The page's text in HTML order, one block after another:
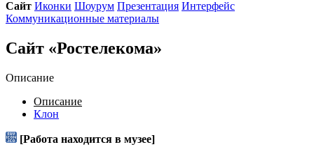
Сайт Иконки Шоурум Презентация Интерфейс
Коммуникационные материалы
Сайт «Ростелекома»
Описание
Описание
Клон
[Работа находится в музее]